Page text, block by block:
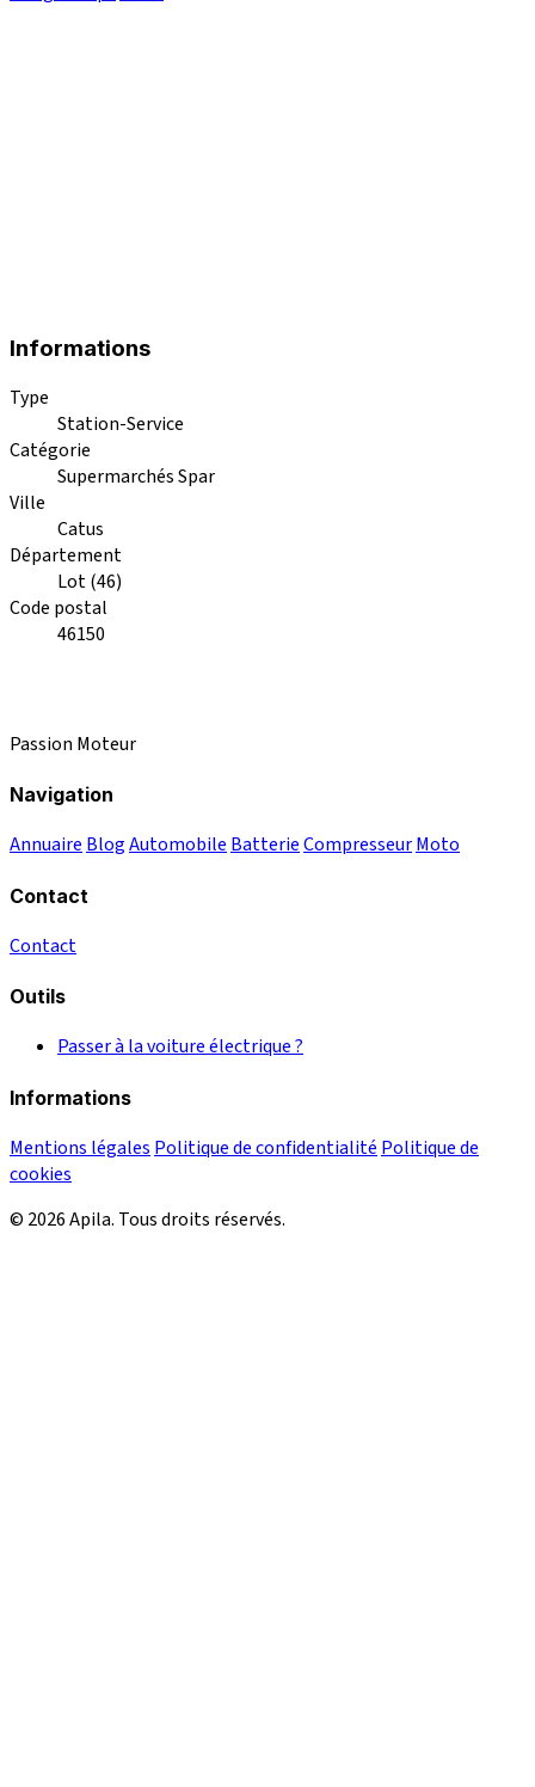
Informations
Type
Station-Service
Catégorie
Supermarchés Spar
Ville
Catus
Département
Lot (46)
Code postal
46150
Passion Moteur
Navigation
Annuaire BlogAutomobile BatterieCompresseurMoto
Contact
Contact
Outils
Passer à la voiture électrique ?
Informations
Mentions légales Politique de confidentialité Politique de
cookies
© 2026 Apila. Tous droits réservés.